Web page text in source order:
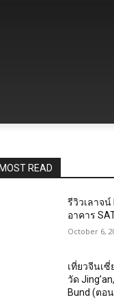
READ
รีวิวเลาจน์
อาคาร
October 6,
เที่ยวจีนเซี่
วัด
Bund (ตอ